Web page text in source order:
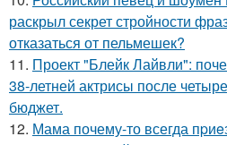
раскрыл секрет стройности
отказаться от пельмешек?
11. Проект "Блейк Лайвли":
38-летней актрисы после
бюджет.
12. Мама почему-то всегда